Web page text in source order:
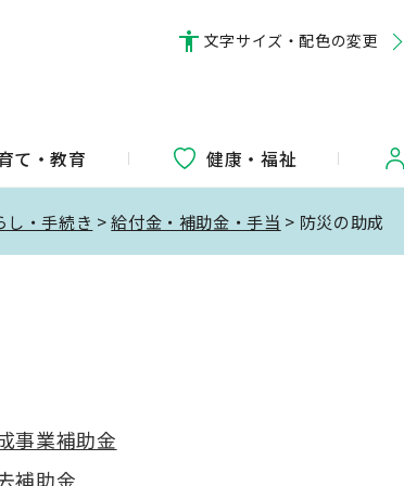
文字サイズ・配色の変更
て・教育 健康・福祉
し・手続き >給付金・補助金・手当 > 防災の助成
事業補助金
補助金